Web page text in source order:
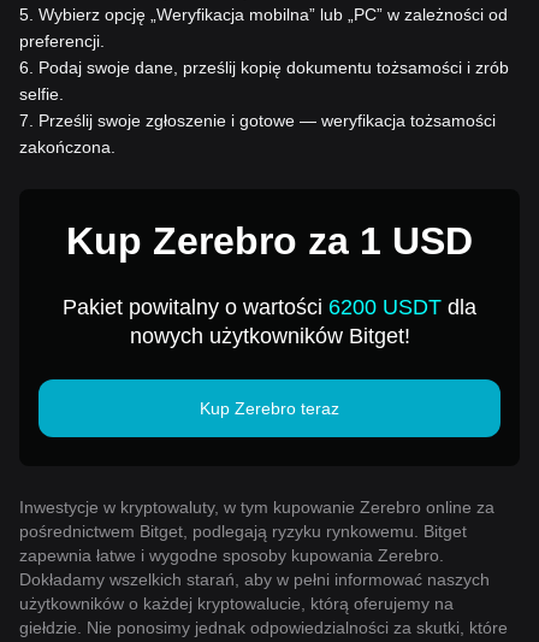
5 Wybierz opcję „Weryfikacja mobilna” lub „PC” w zależności od
preferencji.
6
Podaj swoje dane, prześlij kopię dokumentu tożsamości i zrób
selfie.
7
Prześlij swoje zgłoszenie i gotowe — weryfikacja tożsamości
zakończona.
Kup Zerebro za 1 USD
Pakiet powitalny o wartości 6200 USDT dla
nowych użytkowników Bitget!
Kup Zerebro teraz
Inwestycje w kryptowaluty, w tym kupowanie Zerebro online za
pośrednictwem Bitget, podlegają ryzyku rynkowemu. Bitget
zapewnia łatwe i wygodne sposoby kupowania Zerebro.
Dokładamy wszelkich starań, aby w pełni informować naszych
użytkowników o każdej kryptowalucie, którą oferujemy na
giełdzie. Nie ponosimy jednak odpowiedzialności za skutki, które